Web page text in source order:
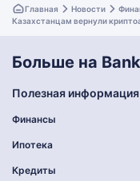
Главная Новости
Казахстанцам вернули
Больше на
Полезная информация
Финансы
Ипотека
Кредиты